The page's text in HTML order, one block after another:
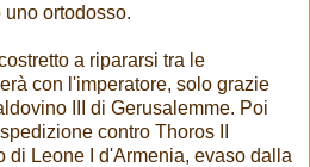
ortodosso.
a ripararsi tra le
con l'imperatore, solo grazie
III di Gerusalemme. Poi
contro Thoros II
di Leone I d'Armenia, evaso dalla